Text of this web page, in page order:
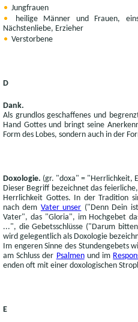
Jungfrauen
heilige Männer und Frauen,
Nächstenliebe, Erzieher
Verstorbene
D
Dank.
Als grundlos geschaffenes und
Hand Gottes und bringt seine
Form des Lobes, sondern auch in der
Doxologie. (gr. "doxa" = "Herrlichkeit,
Dieser Begriff bezeichnet das
Herrlichkeit Gottes. In der Tradition
nach dem Vater unser ("Denn Dein
Vater", das "Gloria", im Hochgebet
...", die Gebetsschlüsse ("Darum
wird gelegentlich als Doxologie
Im engeren Sinne des Stundengebets
am Schluss der Psalmenund im
enden oft mit einer doxologischen
E